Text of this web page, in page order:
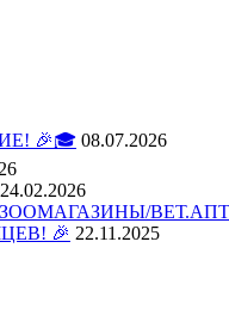
🎉🎓 08.07.2026
24.02.2026
🎉 22.11.2025